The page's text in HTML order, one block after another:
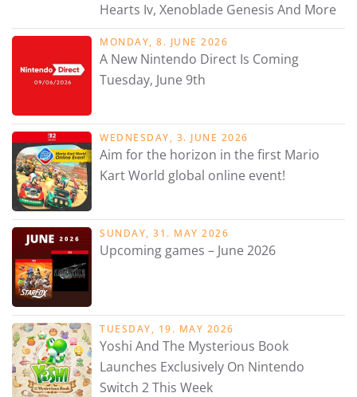
Hearts Iv, Xenoblade Genesis And More
MONDAY, 8. JUNE 2026
A New Nintendo Direct Is Coming
Tuesday, June 9th
WEDNESDAY, 3. JUNE 2026
Aim for the horizon in the first Mario
Kart World global online event!
SUNDAY, 31. MAY 2026
Upcoming games – June 2026
TUESDAY, 19. MAY 2026
Yoshi And The Mysterious Book
Launches Exclusively On Nintendo
Switch 2 This Week